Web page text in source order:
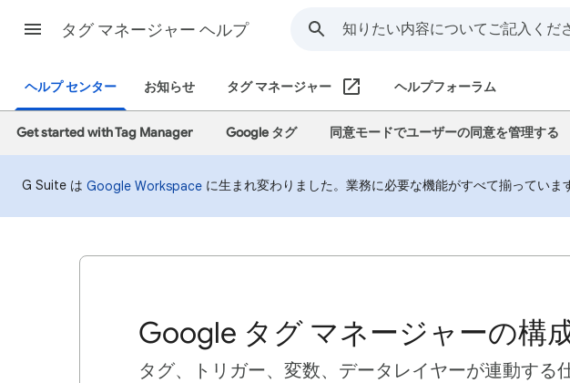
タグ マネージャー ヘルプ
ヘルプ センター お知らせ タグ マネージャー ヘルプフォーラム
Get started with Tag Manager Google タグ 同意モードでユーザーの同意を管理する
G Suite は Google Workspace に生まれ変わりました。業務に必要な機能がすべて揃っていま
Google タグ マネージャーの構
タグ、トリガー、変数、データレイヤーが連動する